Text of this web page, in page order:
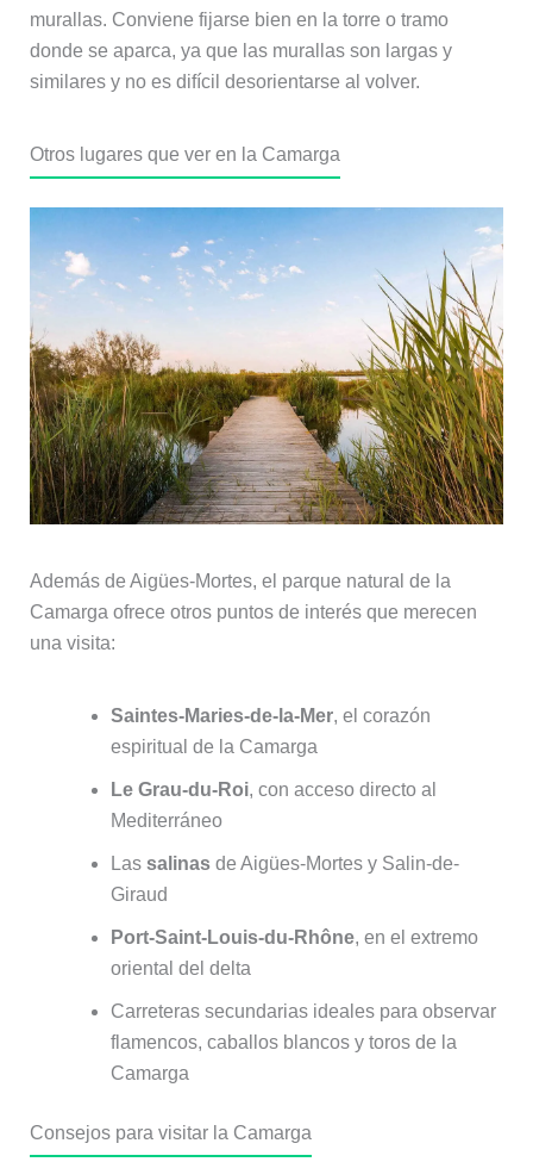
murallas. Conviene fijarse bien en la torre o tramo
donde se aparca, ya que las murallas son largas y
similares y no es difícil desorientarse al volver.
Otros lugares que ver en la Camarga
Además de Aigües-Mortes, el parque natural de la
Camarga ofrece otros puntos de interés que merecen
una visita:
Saintes-Maries-de-la-Mer, el corazón
espiritual de la Camarga
Le Grau-du-Roi, con acceso directo al
Mediterráneo
Las salinasde Aigües-Mortes y Salin-de-
Giraud
Port-Saint-Louis-du-Rhône, en el extremo
oriental del delta
Carreteras secundarias ideales para observar
flamencos, caballos blancos y toros de la
Camarga
Consejos para visitar la Camarga